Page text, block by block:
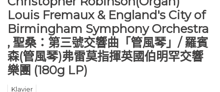
Louis Fremaux & England's City of
Birmingham Symphony Orchestra
, 聖桑：第三號交響曲「管風琴」/ 羅賓
森(管風琴)弗雷莫指揮英國伯明罕交響
樂團 (180g LP)
Klavier